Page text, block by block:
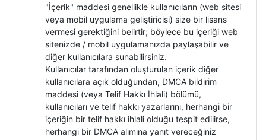
"İçerik" maddesi genellikle kullanıcıların (web sitesi
veya mobil uygulama geliştiricisi) size bir lisans
vermesi gerektiğini belirtir; böylece bu içeriği web
sitenizde / mobil uygulamanızda paylaşabilir ve
diğer kullanıcılara sunabilirsiniz.
Kullanıcılar tarafından oluşturulan içerik diğer
kullanıcılara açık olduğundan, DMCA bildirim
maddesi (veya Telif Hakkı İhlali) bölümü,
kullanıcıları ve telif hakkı yazarlarını, herhangi bir
içeriğin bir telif hakkı ihlali olduğu tespit edilirse,
herhangi bir DMCA alımına yanıt vereceğiniz